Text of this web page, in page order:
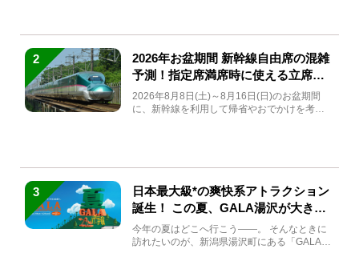
2
2026年お盆期間 新幹線自由席の混雑
予測！指定席満席時に使える立席特
急券も解説
2026年8月8日(土)～8月16日(日)のお盆期間
に、新幹線を利用して帰省やおでかけを考え
3
日本最大級*の爽快系アトラクション
誕生！ この夏、GALA湯沢が大きく
生まれ変わる
今年の夏はどこへ行こう――。 そんなときに
訪れたいのが、新潟県湯沢町にある「GALA湯